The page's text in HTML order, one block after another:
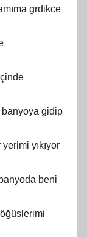
grdikce
banyoya gidip
yıkıyor
beni